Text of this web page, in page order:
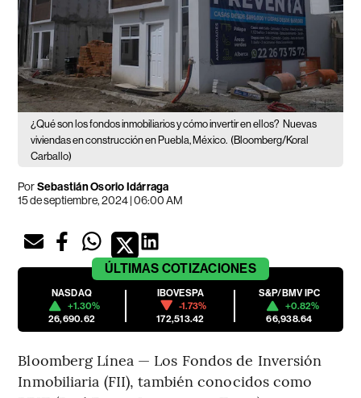
¿Qué son los fondos inmobiliarios y cómo invertir en ellos? Nuevas
viviendas en construcción en Puebla, México. (Bloomberg/Koral
Carballo)
PorSebastián Osorio Idárraga
15 de septiembre, 2024 | 06:00 AM
ÚLTIMAS COTIZACIONES
NASDAQ
+1.30%
26,690.62
IBOVESPA
-1.73%
172,513.42
S&P/BMV IPC
+0.82%
66,938.64
Bloomberg Línea — Los Fondos de Inversión
Inmobiliaria (FII), también conocidos como